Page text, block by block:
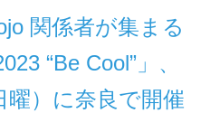
関係者が集まる
“Be Cool”」、
曜）に奈良で開催